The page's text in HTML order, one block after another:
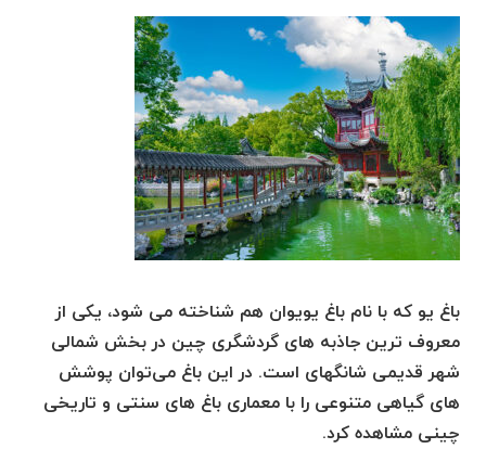
باغ یو که با نام باغ یویوان هم شناخته می شود، یکی از
معروف ترین جاذبه های گردشگری چین در بخش شمالی
شهر قدیمی شانگهای است. در این باغ می‌توان پوشش
های گیاهی متنوعی را با معماری باغ های سنتی و تاریخی
چینی مشاهده کرد.